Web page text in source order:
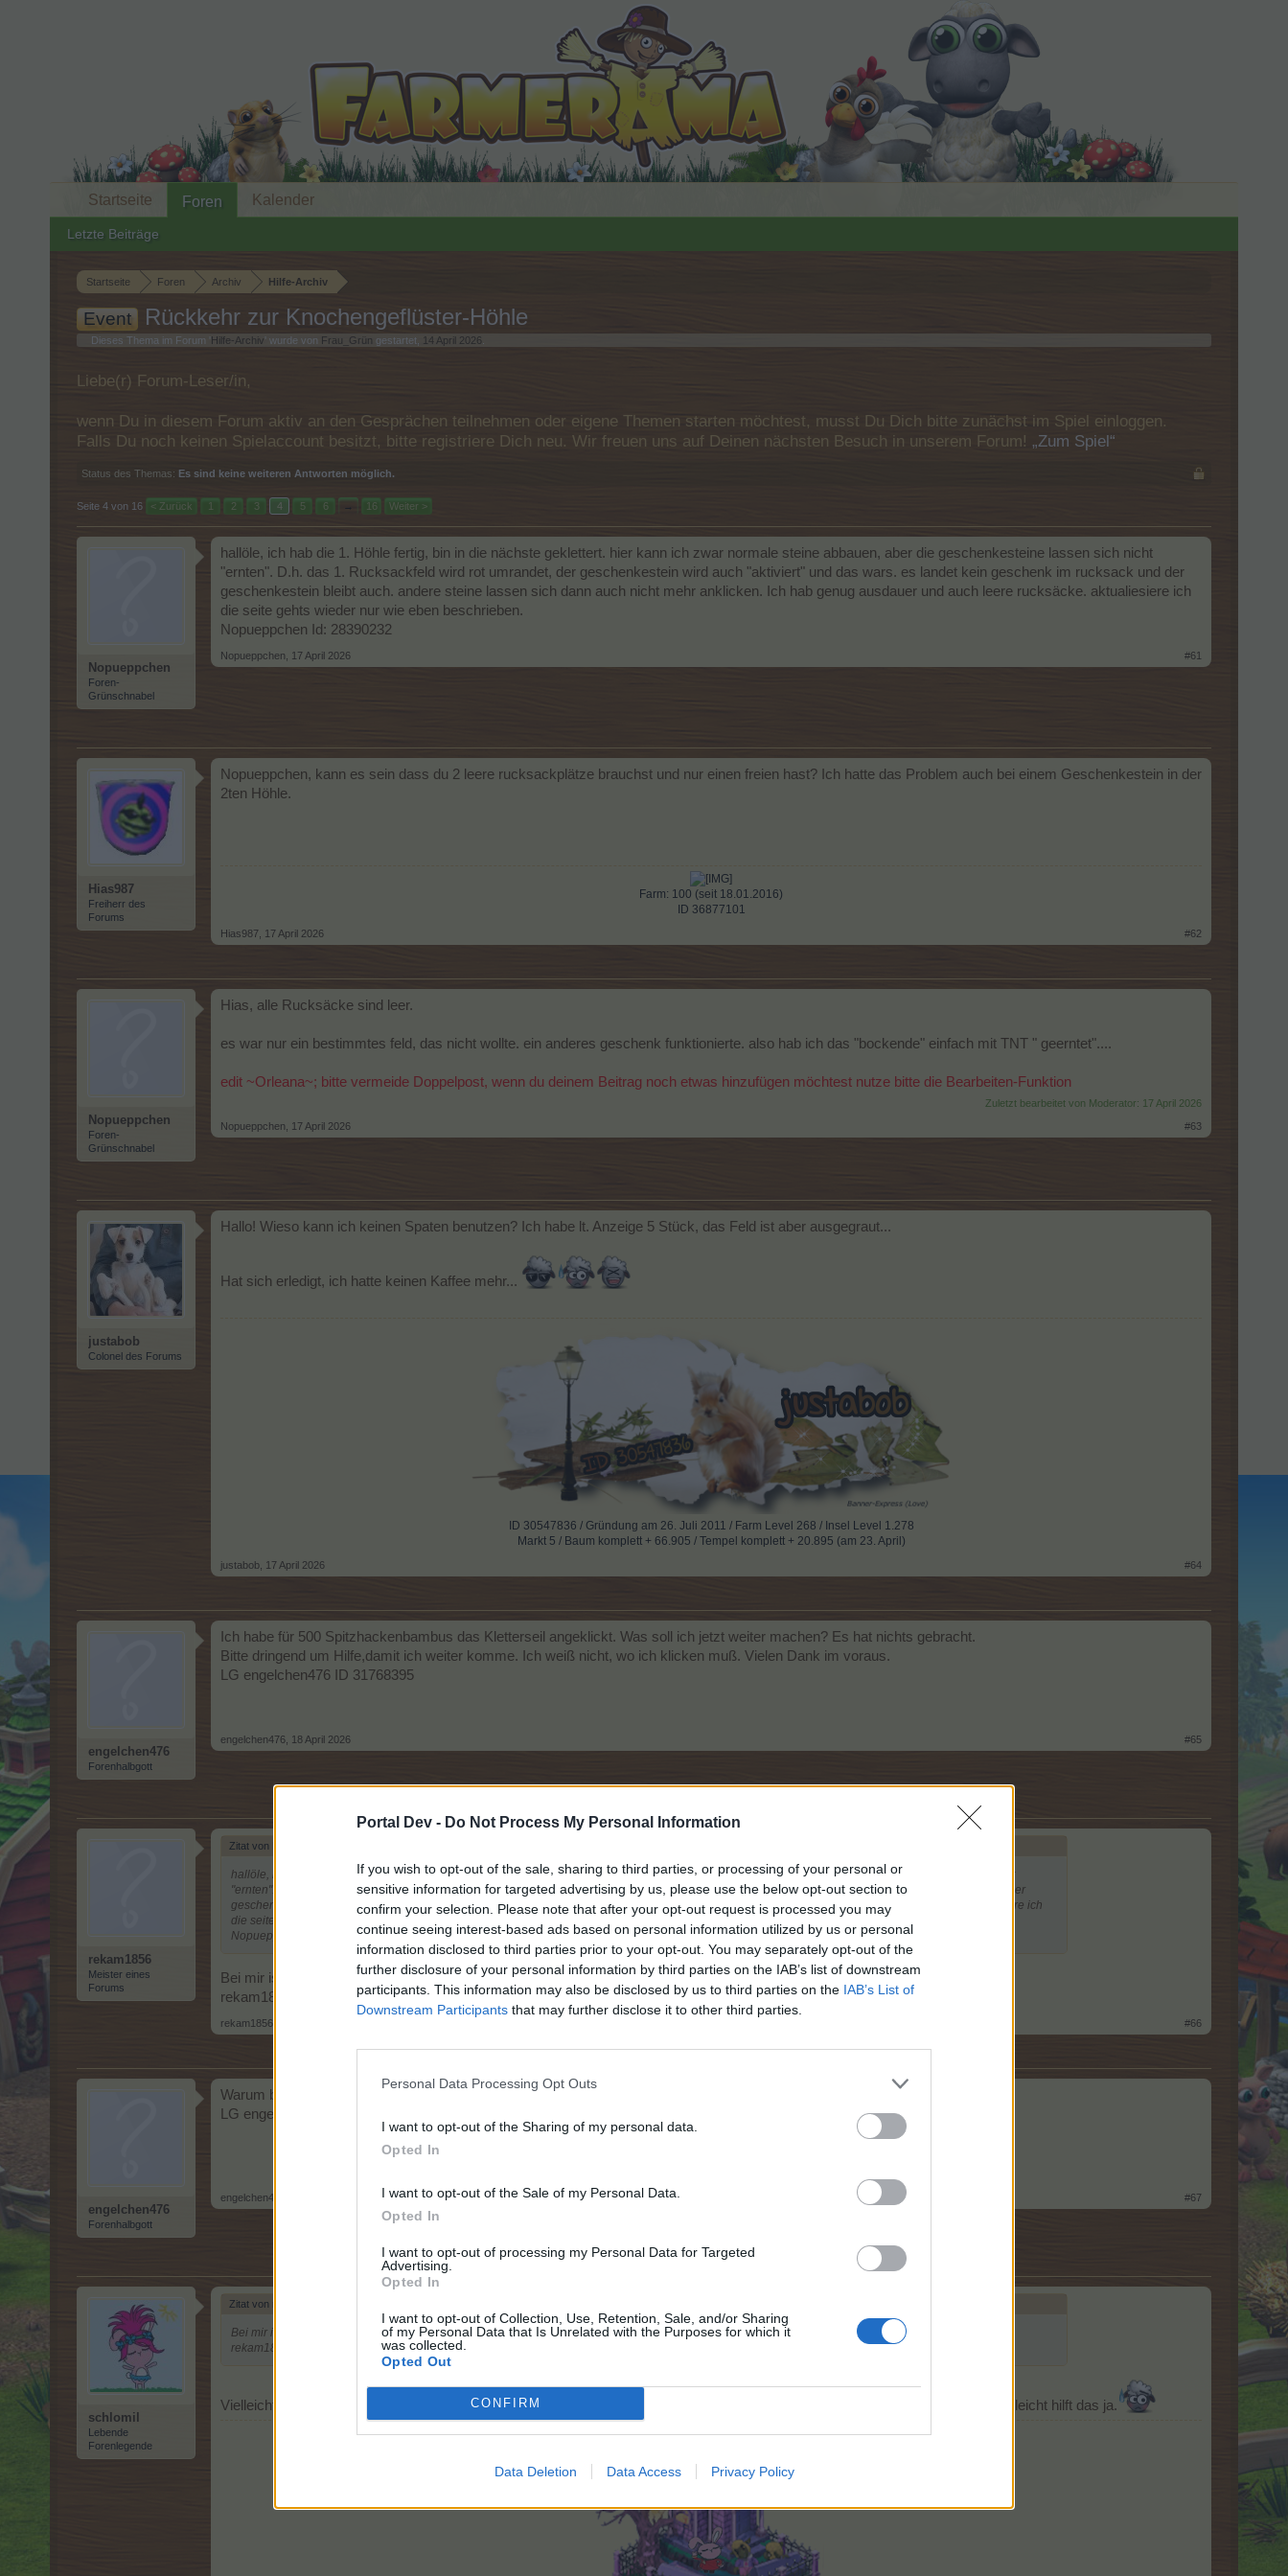
Portal Dev - Do Not Process My Personal Information
If you wish to opt-out of the sale, sharing to third parties, or processing of your personal or
sensitive information for targeted advertising by us, please use the below opt-out section to
confirm your selection. Please note that after your opt-out request is processed you may
continue seeing interest-based ads based on personal information utilized by us or personal
information disclosed to third parties prior to your opt-out. You may separately opt-out of the
further disclosure of your personal information by third parties on the IAB’s list of downstream
participants. This information may also be disclosed by us to third parties on the IAB’s List of
Downstream Participants that may further disclose it to other third parties.
Personal Data Processing Opt Outs
I want to opt-out of the Sharing of my personal data.
Opted In
I want to opt-out of the Sale of my Personal Data.
Opted In
I want to opt-out of processing my Personal Data for Targeted
Advertising.
Opted In
I want to opt-out of Collection, Use, Retention, Sale, and/or Sharing
of my Personal Data that Is Unrelated with the Purposes for which it
was collected.
Opted Out
CONFIRM
Data Deletion Data Access Privacy Policy
Startseite Foren Archiv Hilfe-Archiv
Event Rückkehr zur Knochengeflüster-Höhle
Dieses Thema im Forum ' Hilfe-Archiv ' wurde von Frau_Grün gestartet, 14 April 2026
Liebe(r) Forum-Leser/in,
wenn Du in diesem Forum aktiv an den Gesprächen teilnehmen oder eigene Themen starten möchtest, musst Du Dich bitte zunächst im Spiel einloggen.
Falls Du noch keinen Spielaccount besitzt, bitte registriere Dich neu. Wir freuen uns auf Deinen nächsten Besuch in unserem Forum! „Zum Spiel“
Status des Themas: Es sind keine weiteren Antworten möglich.
Seite 4 von 16 < Zurück 1 2 3 4 5 6 → 16 Weiter >
Nopueppchen
Foren-
Grünschnabel
hallöle, ich hab die 1. Höhle fertig, bin in die nächste geklettert. hier kann ich zwar normale steine abbauen, aber die geschenkesteine lassen sich nicht
"ernten". D.h. das 1. Rucksackfeld wird rot umrandet, der geschenkestein wird auch "aktiviert" und das wars. es landet kein geschenk im rucksack und der
geschenkestein bleibt auch. andere steine lassen sich dann auch nicht mehr anklicken. Ich hab genug ausdauer und auch leere rucksäcke. aktualiesiere ich
die seite gehts wieder nur wie eben beschrieben.
Nopueppchen Id: 28390232
Nopueppchen 17 April 2026 #61
Hias987
Freiherr des
Forums
Nopueppchen, kann es sein dass du 2 leere rucksackplätze brauchst und nur einen freien hast? Ich hatte das Problem auch bei einem Geschenkestein in der
2ten Höhle.
Farm: 100 (seit 18.01.2016)
ID 36877101​
Hias987 17 April 2026 #62
Nopueppchen
Foren-
Grünschnabel
Hias, alle Rucksäcke sind leer.
es war nur ein bestimmtes feld, das nicht wollte. ein anderes geschenk funktionierte. also hab ich das "bockende" einfach mit TNT " geerntet"....
edit ~Orleana~; bitte vermeide Doppelpost, wenn du deinem Beitrag noch etwas hinzufügen möchtest nutze bitte die Bearbeiten-Funktion
Zuletzt bearbeitet von Moderator: 17 April 2026
Nopueppchen
17 April 2026 #63
justabob
Colonel des Forums
Hallo! Wieso kann ich keinen Spaten benutzen? Ich habe lt. Anzeige 5 Stück, das Feld ist aber ausgegraut...
Hat sich erledigt, ich hatte keinen Kaffee mehr...
ID 30547836 / Gründung am 26. Juli 2011 / Farm Level 268 / Insel Level 1.278
Markt 5 / Baum komplett + 66.905 / Tempel komplett + 20.895 (am 23. April)​
justabob 17 April 2026 #64
engelchen476
Forenhalbgott
Ich habe für 500 Spitzhackenbambus das Kletterseil angeklickt. Was soll ich jetzt weiter machen? Es hat nichts gebracht.
Bitte dringend um Hilfe,damit ich weiter komme. Ich weiß nicht, wo ich klicken muß. Vielen Dank im voraus.
LG engelchen476 ID 31768395
engelchen476 18 April 2026 #65
rekam1856
Meister eines
Forums
Zitat von Nopueppchen:
hallöle, ich hab die 1. Höhle fertig, bin in die nächste geklettert. hier kann ich zwar normale steine abbauen, aber die geschenkesteine lassen sich nicht
"ernten". D.h. das 1. Rucksackfeld wird rot umrandet, der geschenkestein wird auch "aktiviert" und das wars. es landet kein geschenk im rucksack und der
geschenkestein bleibt auch. andere steine lassen sich dann auch nicht mehr anklicken. Ich hab genug ausdauer und auch leere rucksäcke. aktualiesiere ich
die seite gehts wieder nur wie eben beschrieben.
Nopueppchen Id: 28390232
Bei mir ist es genauso. Genügend Ausdauer, freie Teile, Platz im Rucksack. Trotzdem lässt sich kein Teil mehr entfernen.
rekam1856 Id:
3527223
rekam1856 #66
engelchen476
Forenhalbgott
Warum bekomme ich keine Antwort, habe um 8.39 Uhr um Hilfe gebeten, aber immer noch keine Antwort.
LG engelchen476 ID 31768395
engelchen476 #67
schlomil
Lebende
Forenlegende
Zitat von rekam1856:
Bei mir ist es genauso. Genügend Ausdauer, freie Teile, Platz im Rucksack. Trotzdem lässt sich kein Teil mehr entfernen.
rekam1856 Id:
Vielleicht Caches löschen und die Verläufe im Browser bereinigen und beim Clienten den deinstallieren und neu runterladen. Vielleicht hilft das ja.
Startseite Foren
Letzte Beiträge
Kalender